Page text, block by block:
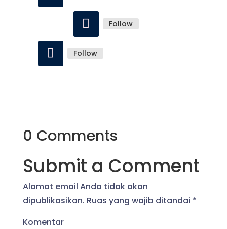
Follow
Follow
0 Comments
Submit a Comment
Alamat email Anda tidak akan
dipublikasikan. Ruas yang wajib ditandai *
Komentar